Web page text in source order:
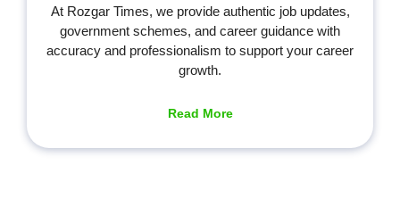
At Rozgar Times, we provide authentic job updates,
government schemes, and career guidance with
accuracy and professionalism to support your career
growth.
Read More